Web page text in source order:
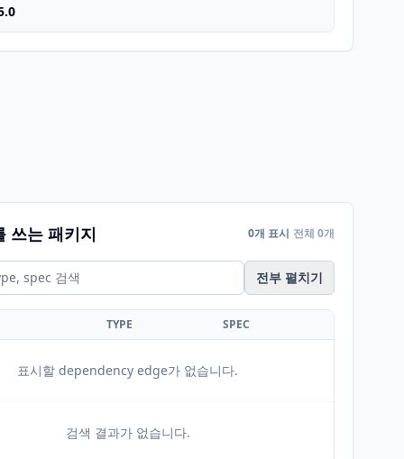
쓰는 패키지 0개 표시 전체 0개
전부 펼치기
TYPE SPEC
표시할 dependency edge가 없습니다.
검색 결과가 없습니다.